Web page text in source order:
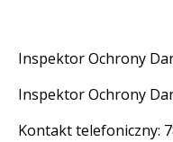
Inspektor Ochrony
Inspektor Ochrony
Kontakt telefoniczny: